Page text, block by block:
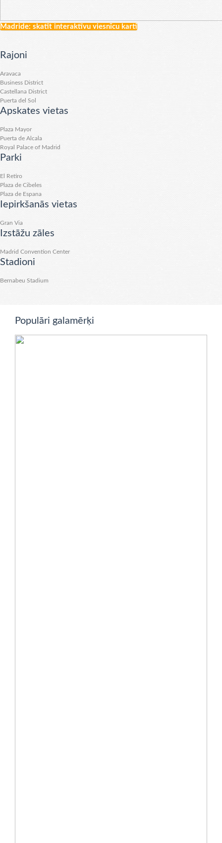
Madride: skatīt interaktīvu viesnīcu karti
Rajoni
Aravaca
Business District
Castellana District
Puerta del Sol
Apskates vietas
Plaza Mayor
Puerta de Alcala
Royal Palace of Madrid
Parki
El Retiro
Plaza de Cibeles
Plaza de Espana
Iepirkšanās vietas
Gran Via
Izstāžu zāles
Madrid Convention Center
Stadioni
Bernabeu Stadium
Populāri galamērķi